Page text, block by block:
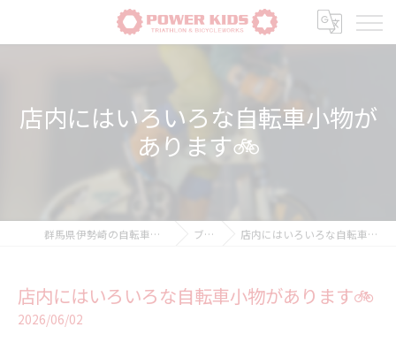
店内にはいろいろな自転車小物が
あります🚲
群馬県伊勢崎の自転車ならPOWER-KIDS ブログ 店内にはいろいろな自転車小物があります🚲
店内にはいろいろな自転車小物があります🚲
2026/06/02